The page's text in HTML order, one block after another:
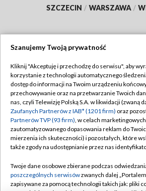
SZCZECIN / WARSZAWA /
TVP
Abonament TVP
Emisja w TVP
Centrum informacji TVP
Naziemna Telewizja Cyfrowa
Rada Programowa
Regulamin TVP
Polityka
Moje zgody
Pomoc
Kontakt
Szanujemy Twoją prywatność
Kliknij "Akceptuję i przechodzę do serwisu", aby
korzystanie z technologii automatycznego
dostęp do informacji na Twoim urządzeniu
przechowywanie oraz na przetwarzanie Twoich
nas, czyli Telewizję Polską S.A. w likwidacji (zwaną
Zaufanych Partnerów z IAB* (1201 firm) oraz
Partnerów TVP (93 firm), w celach
zautomatyzowanego dopasowania reklam do
mierzenia ich skuteczności) i pozostałych, które
także zgody na udostępnianie przez nas
Twoje dane osobowe zbierane podczas
poszczególnych serwisówzwanych dalej
zapisywane za pomocą technologii takich jak: pliki